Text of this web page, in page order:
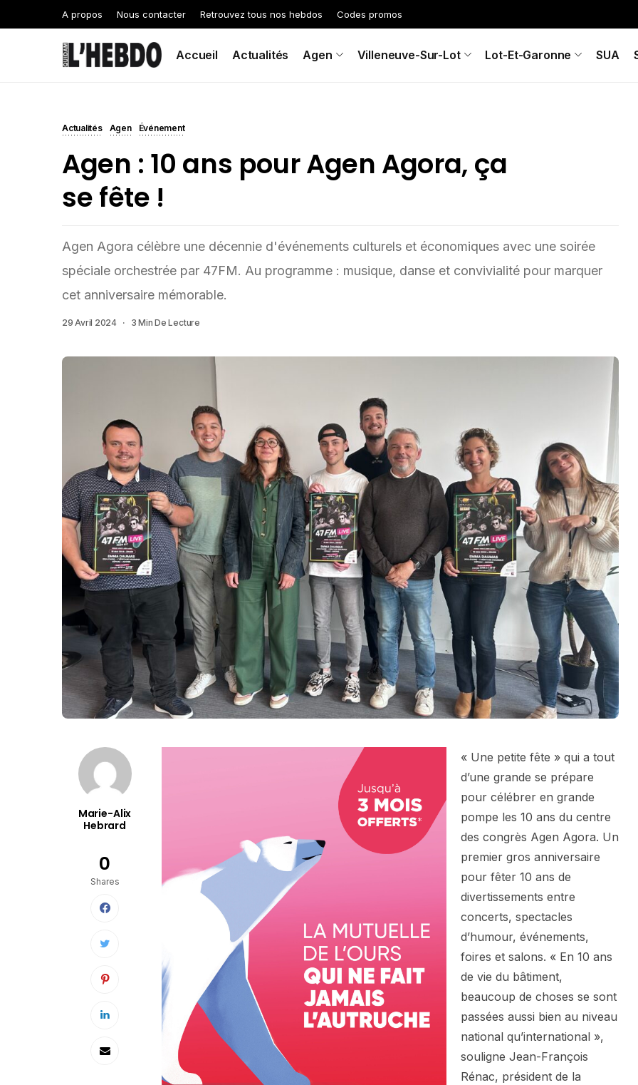
A propos Nous contacter Retrouvez tous nos hebdos Codes promos
Accueil Actualités Agen Villeneuve-Sur-Lot Lot-Et-Garonne SUA
Actualités Agen Événement
Agen : 10 ans pour Agen Agora, ça
se fête !
Agen Agora célèbre une décennie d'événements culturels et économiques avec une soirée
spéciale orchestrée par 47FM. Au programme : musique, danse et convivialité pour marquer
cet anniversaire mémorable.
29 Avril 2024 3 Min De Lecture
Marie-Alix
Hebrard
0
Shares
« Une petite fête » qui a tout
d’une grande se prépare
pour célébrer en grande
pompe les 10 ans du centre
des congrès Agen Agora. Un
premier gros anniversaire
pour fêter 10 ans de
divertissements entre
concerts, spectacles
d’humour, événements,
foires et salons. « En 10 ans
de vie du bâtiment,
beaucoup de choses se sont
passées aussi bien au niveau
national qu’international »,
souligne Jean-François
Rénac, président de la